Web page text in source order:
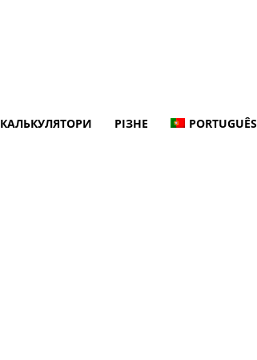
КАЛЬКУЛЯТОРИ РІЗНЕ PORTUGUÊS